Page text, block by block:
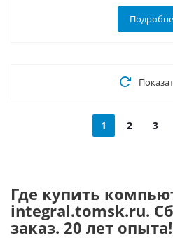
1 2 3
Где купить
integral.tomsk.ru.
заказ. 20 лет опыта!